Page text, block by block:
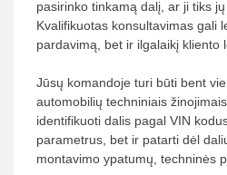
pasirinko tinkamą dalį, ar ji tiks jų
Kvalifikuotas konsultavimas gali
pardavimą, bet ir ilgalaikį kliento
Jūsų komandoje turi būti bent
automobilių techniniais
identifikuoti dalis pagal VIN
parametrus, bet ir patarti dėl
montavimo ypatumų, techninės